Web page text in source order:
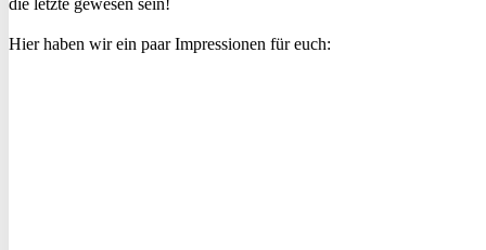
die letzte gewesen sein!
Hier haben wir ein paar Impressionen für euch: